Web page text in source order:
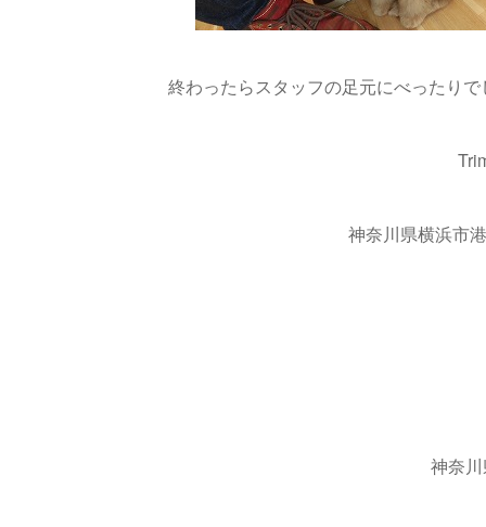
終わったらスタッフの足元にべったり
神奈川県横浜市港南区上
神奈